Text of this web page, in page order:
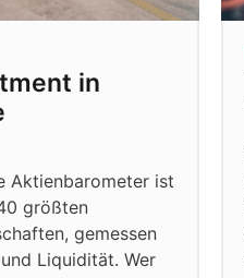
in
Aktienbarometer ist
größten
gemessen
Liquidität. Wer